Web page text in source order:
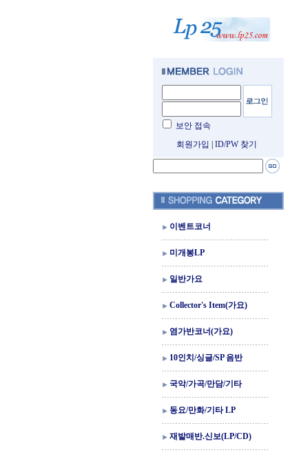
보안 접속
회원가입
ID/PW 찾기
이벤트코너
미개봉LP
일반가요
Collector's Item(가요)
염가반코너(가요)
10인치/싱글/SP 음반
국악/가곡/만담/기타
동요/만화/기타 LP
재발매반.신보(LP/CD)